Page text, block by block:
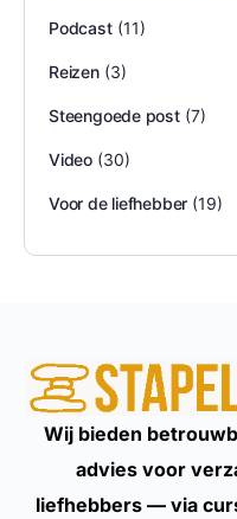
Podcast(11)
Reizen(3)
Steengoede post(7)
Video(30)
Voor de liefhebber (19)
Wij bieden
advies voor
liefhebbers — via